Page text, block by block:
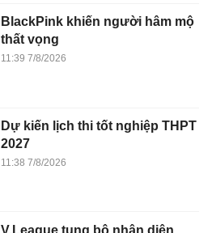
BlackPink khiến người hâm mộ
thất vọng
11:39 7/8/2026
Dự kiến lịch thi tốt nghiệp THPT
2027
11:38 7/8/2026
V.League tung bộ nhận diện